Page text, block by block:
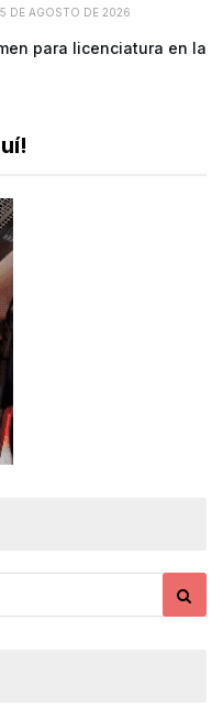
5 DE AGOSTO DE 2026
para licenciatura en la